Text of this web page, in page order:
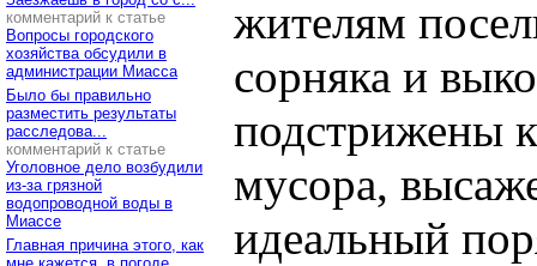
комментарий к статье
Вопросы городского
хозяйства обсудили в
администрации Миасса
Было бы правильно
разместить результаты
расследова...
комментарий к статье
Уголовное дело возбудили
из-за грязной
водопроводной воды в
Миассе
Главная причина этого, как
жителям
сорняка и
подстрижены
мусора,
идеальный